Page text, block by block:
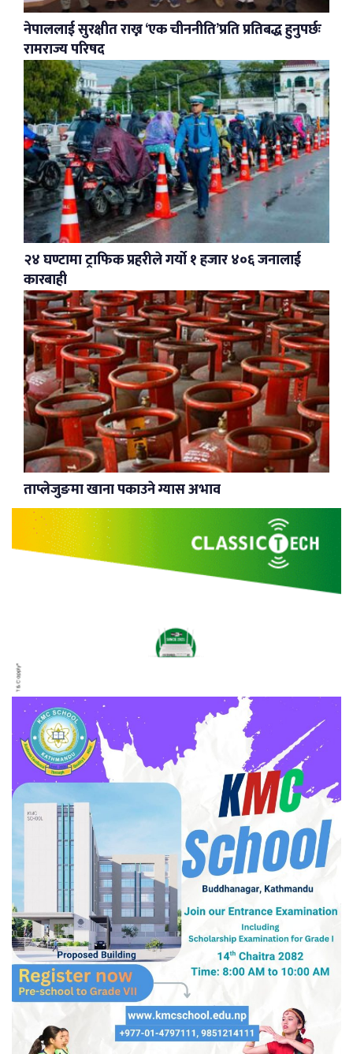
नेपाललाई सुरक्षीत राख्न ‘एक चीननीति’प्रति प्रतिबद्ध हुनुपर्छः
रामराज्य परिषद
२४ घण्टामा ट्राफिक प्रहरीले गर्यो १ हजार ४०६ जनालाई
कारबाही
ताप्लेजुङमा खाना पकाउने ग्यास अभाव